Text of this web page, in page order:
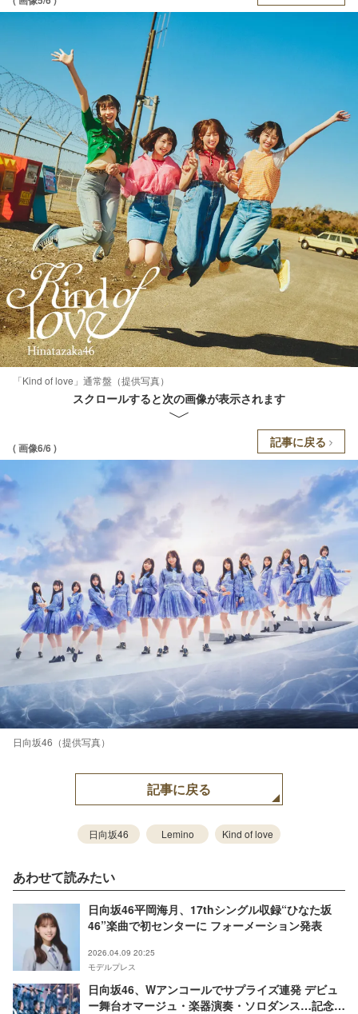
「Kind of love」通常盤（提供写真）
スクロールすると次の画像が表示されます
( 画像6/6 ) 記事に戻る
日向坂46（提供写真）
記事に戻る
日向坂46 Lemino Kind of love
あわせて読みたい
日向坂46平岡海月、17thシングル収録“ひなた坂
46”楽曲で初センターに フォーメーション発表
2026.04.09 20:25
モデルプレス
日向坂46、Wアンコールでサプライズ連発 デビュ
ー舞台オマージュ・楽器演奏・ソロダンス…記念ラ